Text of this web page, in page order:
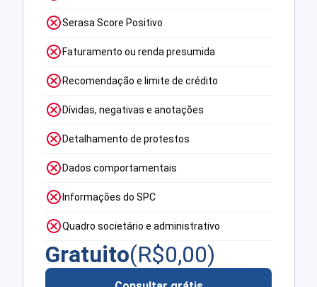
Serasa Score Positivo
Faturamento ou renda presumida
Recomendação e limite de crédito
Dívidas, negativas e anotações
Detalhamento de protestos
Dados comportamentais
Informações do SPC
Quadro societário e administrativo
Gratuito(R$0,00)